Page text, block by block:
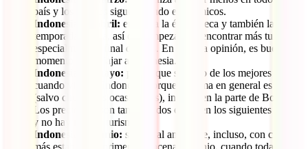
país y los precios siguen siendo económicos.
Indonesia en abril: empieza la época seca y también la
temporada media, así que empezarás a encontrar más turistas,
especialmente a final de mes. En nuestra opinión, es buen
momento para viajar a Indonesia.
Indonesia en mayo:
puede que sea uno de los mejores meses
cuando viajar a Indonesia porque el clima en general es seco
(salvo chubascos ocasionales), incluso en la parte de Borneo.
Los precios no son tan elevados como en los siguientes meses
y no hay mucho turismo.
Indonesia en junio: similar al anterior e, incluso, con clima
más estable. La primera quincena de junio, cuando todavía no